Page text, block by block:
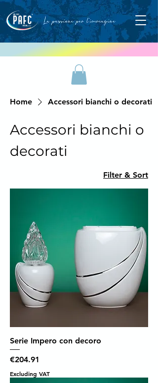
Home Accessori bianchi o decorati
Accessori bianchi o
decorati
Filter & Sort
Serie Impero con decoro
Price
€204.91
Excluding VAT